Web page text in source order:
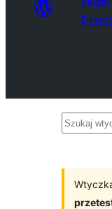
Szukaj